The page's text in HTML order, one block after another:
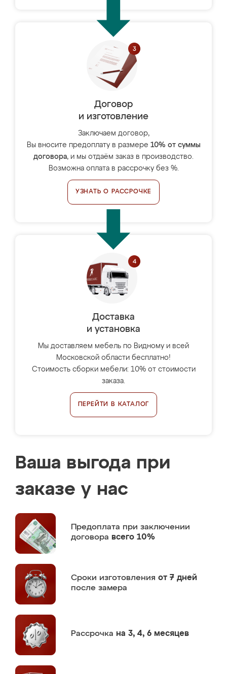
Договор
и изготовление
Заключаем договор,
Вы вносите предоплату в размере 10% от суммы
договора, и мы отдаём заказ в производство.
Возможна оплата в рассрочку без %.
УЗНАТЬ О РАССРОЧКЕ
Доставка
и установка
Мы доставляем мебель по Видному и всей
Московской области бесплатно!
Стоимость сборки мебели: 10% от стоимости
заказа.
ПЕРЕЙТИ В КАТАЛОГ
Ваша выгода при
заказе у нас
Предоплата при заключении
договора всего 10%
Сроки изготовления от 7 дней
после замера
Рассрочка на 3, 4, 6 месяцев